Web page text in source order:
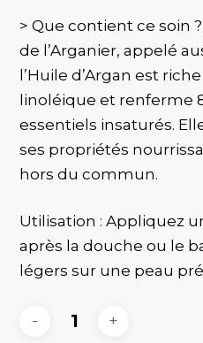
> Que contient ce soin
de l’Arganier, appelé
l’Huile d’Argan est
linoléique et renferme
essentiels insaturés.
ses propriétés
hors du commun.
Utilisation : Appliquez
après la douche ou le
légers sur une peau